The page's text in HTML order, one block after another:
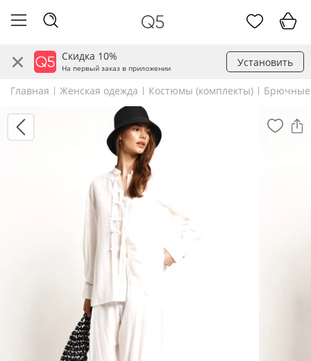
Скидка 10%
На первый заказ в приложении Установить
Главная Женская одежда Костюмы (комплекты)